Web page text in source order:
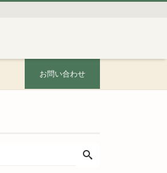
お問い合わせ